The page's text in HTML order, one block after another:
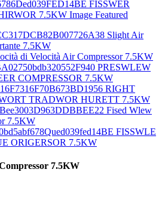
7.5KW